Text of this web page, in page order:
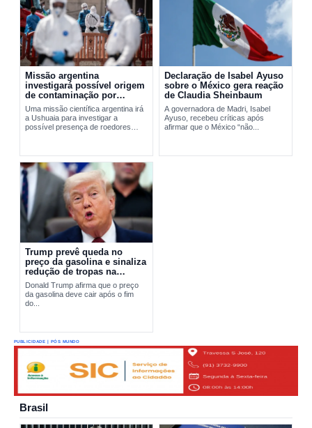
Missão argentina
investigará possível origem
de contaminação por
hantavírus em Ushuaia
Uma missão científica argentina irá
a Ushuaia para investigar a
possível presença de roedores
Declaração de Isabel Ayuso
sobre o México gera reação
de Claudia Sheinbaum
A governadora de Madri, Isabel
Ayuso, recebeu críticas após
afirmar que o México “não...
Trump prevê queda no
preço da gasolina e sinaliza
redução de tropas na
Europa
Donald Trump afirma que o preço
da gasolina deve cair após o fim
do...
PUBLICIDADE | PÓS MUNDO
Brasil